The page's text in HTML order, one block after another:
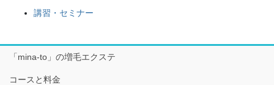
講習・セミナー
「mina-to」の増毛エクステ
コースと料金